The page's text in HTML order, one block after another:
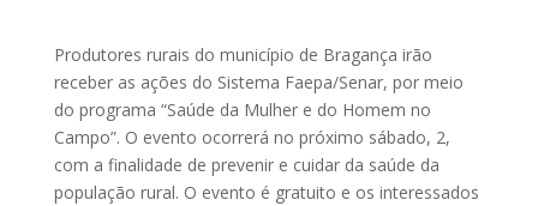
Produtores rurais do município de Bragança irão
receber as ações do Sistema Faepa/Senar, por meio
do programa “Saúde da Mulher e do Homem no
Campo”. O evento ocorrerá no próximo sábado, 2,
com a finalidade de prevenir e cuidar da saúde da
população rural. O evento é gratuito e os interessados